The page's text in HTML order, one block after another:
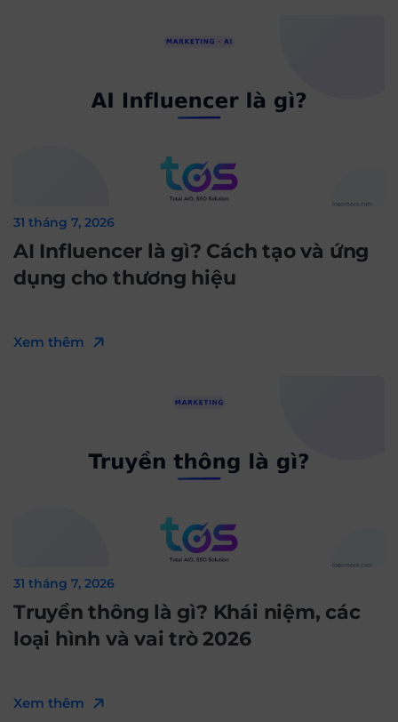
31 tháng 7, 2026
AI Influencer là gì? Cách tạo và ứng
dụng cho thương hiệu
Xem thêm
31 tháng 7, 2026
Truyền thông là gì? Khái niệm, các
loại hình và vai trò 2026
Xem thêm